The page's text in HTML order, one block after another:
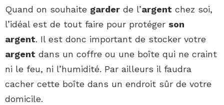
Quand on souhaite garder de l’argent chez soi,
l’idéal est de tout faire pour protéger son
argent. Il est donc important de stocker votre
argent dans un coffre ou une boîte qui ne craint
ni le feu, ni l’humidité. Par ailleurs il faudra
cacher cette boîte dans un endroit sûr de votre
domicile.